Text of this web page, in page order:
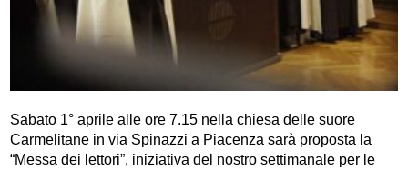
Sabato 1° aprile alle ore 7.15 nella chiesa delle suore
Carmelitane in via Spinazzi a Piacenza sarà proposta la
“Messa dei lettori”, iniziativa del nostro settimanale per le